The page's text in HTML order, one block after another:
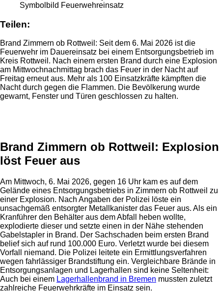
Symbolbild Feuerwehreinsatz
Teilen:
Brand Zimmern ob Rottweil: Seit dem 6. Mai 2026 ist die
Feuerwehr im Dauereinsatz bei einem Entsorgungsbetrieb im
Kreis Rottweil. Nach einem ersten Brand durch eine Explosion
am Mittwochnachmittag brach das Feuer in der Nacht auf
Freitag erneut aus. Mehr als 100 Einsatzkräfte kämpften die
Nacht durch gegen die Flammen. Die Bevölkerung wurde
gewarnt, Fenster und Türen geschlossen zu halten.
Brand Zimmern ob Rottweil: Explosion
löst Feuer aus
Am Mittwoch, 6. Mai 2026, gegen 16 Uhr kam es auf dem
Gelände eines Entsorgungsbetriebs in Zimmern ob Rottweil zu
einer Explosion. Nach Angaben der Polizei löste ein
unsachgemäß entsorgter Metallkanister das Feuer aus. Als ein
Kranführer den Behälter aus dem Abfall heben wollte,
explodierte dieser und setzte einen in der Nähe stehenden
Gabelstapler in Brand. Der Sachschaden beim ersten Brand
belief sich auf rund 100.000 Euro. Verletzt wurde bei diesem
Vorfall niemand. Die Polizei leitete ein Ermittlungsverfahren
wegen fahrlässiger Brandstiftung ein. Vergleichbare Brände in
Entsorgungsanlagen und Lagerhallen sind keine Seltenheit:
Auch bei einem Lagerhallenbrand in Bremen mussten zuletzt
zahlreiche Feuerwehrkräfte im Einsatz sein.